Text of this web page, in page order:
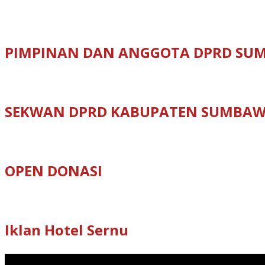
PIMPINAN DAN ANGGOTA DPRD
SEKWAN DPRD KABUPATEN
OPEN DONASI
Iklan Hotel Sernu